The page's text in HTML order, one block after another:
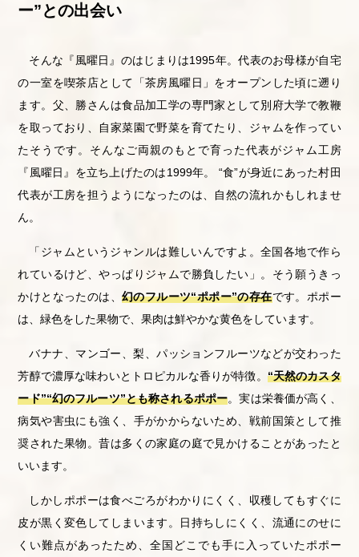
ー”との出会い
そんな『風曜日』のはじまりは1995年。代表のお母様が自宅
の一室を喫茶店として「茶房風曜日」をオープンした頃に遡り
ます。父、勝さんは食品加工学の専門家として別府大学で教鞭
を取っており、自家菜園で野菜を育てたり、ジャムを作ってい
たそうです。そんなご両親のもとで育った代表がジャム工房
『風曜日』を立ち上げたのは1999年。 “食”が身近にあった村田
代表が工房を担うようになったのは、自然の流れかもしれませ
ん。
「ジャムというジャンルは難しいんですよ。全国各地で作ら
れているけど、やっぱりジャムで勝負したい」。そう願うきっ
かけとなったのは、幻のフルーツ“ポポー”の存在です。ポポー
は、緑色をした果物で、果肉は鮮やかな黄色をしています。
バナナ、マンゴー、梨、パッションフルーツなどが交わった
芳醇で濃厚な味わいとトロピカルな香りが特徴。 “天然のカスタ
ード”“幻のフルーツ”とも称されるポポー。実は栄養価が高く、
病気や害虫にも強く、手がかからないため、戦前国策として推
奨された果物。昔は多くの家庭の庭で見かけることがあったと
いいます。
しかしポポーは食べごろがわかりにくく、収穫してもすぐに
皮が黒く変色してしまいます。日持ちしにくく、流通にのせに
くい難点があったため、全国どこでも手に入っていたポポー